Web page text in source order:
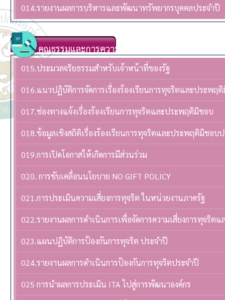
014.รายงานผลการบริหารและพัฒนาทรัพยากรบุคคลประจําปี
คุณธรรมและการความโปร่งใส
015.ประมวลจริยธรรมสำหรับเจ้าหน้าที่ของรัฐ
016.แนวปฏิบัติการจัดการเรื่องร้องเรียนการทุจริตและประพฤ
017.ช่องทางแจ้งเรื่องร้องเรียนการทุจริตและประพฤติมิชอบ
018.ข้อมูลเชิงสถิติเรื่องร้องเรียนการทุจริตและประพฤติมิชอบ
019.การเปิดโอกาสให้เกิดการมีส่วนร่วม
020. การขับเคลื่อนนโยบาย NO GIFT POLICY
021.การประเมินความเสี่ยงการทุจริต ในหน่วยงานภาครัฐ
022.รายงานผลการดำเนินการเพื่อจัดการความเสี่ยงการทุจริ
023.แผนปฏิบัติการป้องกันการทุจริต ประจำปี
024.รายงานผลการดำเนินการป้องกันการทุจริตประจำปี
025 การนำผลการประเมิน ITA ไปสู่การพัฒนาองค์กร